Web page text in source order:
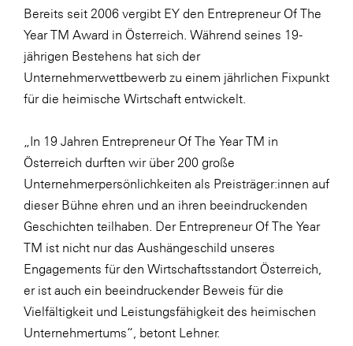
Bereits seit 2006 vergibt EY den Entrepreneur Of The
Year TM Award in Österreich. Während seines 19-
jährigen Bestehens hat sich der
Unternehmerwettbewerb zu einem jährlichen Fixpunkt
für die heimische Wirtschaft entwickelt.
„In 19 Jahren Entrepreneur Of The Year TM in
Österreich durften wir über 200 große
Unternehmerpersönlichkeiten als Preisträger:innen auf
dieser Bühne ehren und an ihren beeindruckenden
Geschichten teilhaben. Der Entrepreneur Of The Year
TM ist nicht nur das Aushängeschild unseres
Engagements für den Wirtschaftsstandort Österreich,
er ist auch ein beeindruckender Beweis für die
Vielfältigkeit und Leistungsfähigkeit des heimischen
Unternehmertums“, betont Lehner.